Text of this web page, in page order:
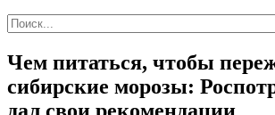
Чем питаться, чтобы
сибирские морозы: